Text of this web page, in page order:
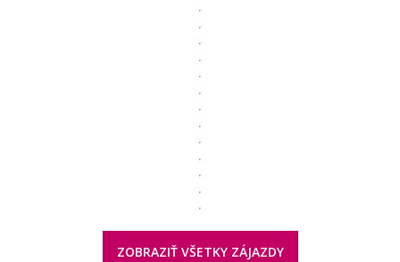
ZOBRAZIŤ VŠETKY ZÁJAZDY